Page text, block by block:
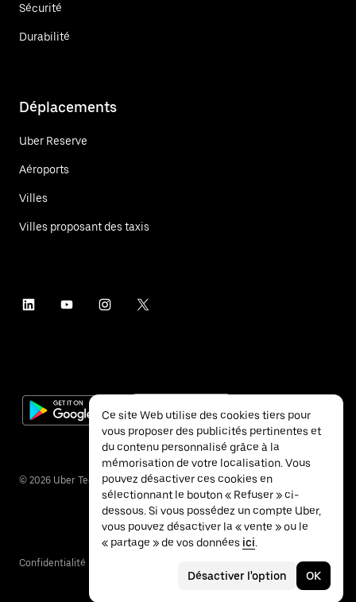
Sécurité
Durabilité
Déplacements
Uber Reserve
Aéroports
Villes
Villes proposant des taxis
© 2026 Uber Technologies Inc.
Confidentialité
Ce site Web utilise des cookies tiers pour
vous proposer des publicités pertinentes et
du contenu personnalisé grâce à la
mémorisation de votre localisation. Vous
pouvez désactiver ces cookies en
sélectionnant le bouton « Refuser » ci-
dessous. Si vous possédez un compte Uber,
vous pouvez désactiver la « vente » ou le
« partage » de vos données ici.
Désactiver l'option OK